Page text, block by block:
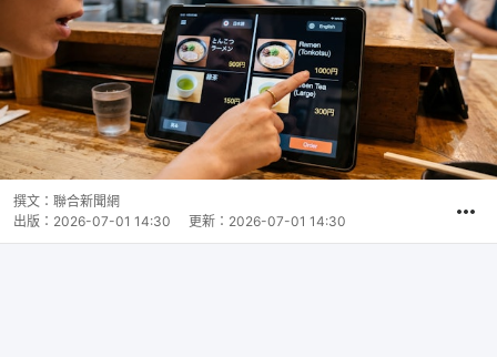
撰文： 聯合新聞網
出版： 2026-07-01 14:30 更新： 2026-07-01 14:30